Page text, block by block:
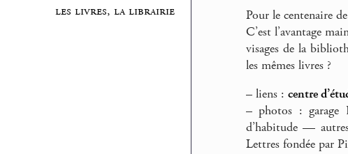
les livres, la librairie
Pour le centenaire
C’est l’avantage
visages de la
les mêmes livres ?
– liens : centre
– photos : garage
d’habitude —
Lettres fondée par